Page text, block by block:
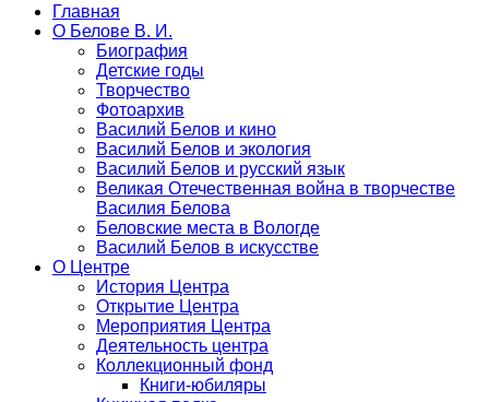
Главная
О Белове В. И.
Биография
Детские годы
Творчество
Фотоархив
Василий Белов и кино
Василий Белов и экология
Василий Белов и русский язык
Великая Отечественная война в творчестве
Василия Белова
Беловские места в Вологде
Василий Белов в искусстве
О Центре
История Центра
Открытие Центра
Мероприятия Центра
Деятельность центра
Коллекционный фонд
Книги-юбиляры